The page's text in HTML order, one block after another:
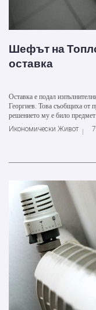
Шефът на
оставка
Оставка е подал
Георгиев. Това съобщиха от
решението му е било предмет
Икономически Живот